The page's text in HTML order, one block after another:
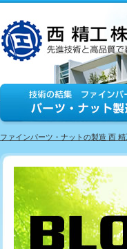
ファインパーツ・ナットの製造 西 精